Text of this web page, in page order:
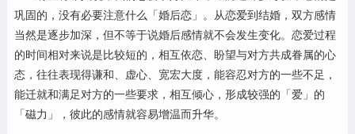
巩固的，没有必要注意什么「婚后恋」。从恋爱到结婚，双方感情
当然是逐步加深，但不等于说婚后感情就不会发生变化。恋爱过程
的时间相对来说是比较短的，相互依恋、盼望与对方共成眷属的心
态，往往表现得谦和、虚心、宽宏大度，能容忍对方的一些不足，
能迁就和满足对方的一些要求，相互倾心，形成较强的「爱」的
「磁力」，彼此的感情就容易增温而升华。